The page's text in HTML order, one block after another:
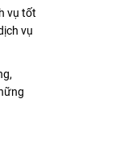
vụ tốt
vụ